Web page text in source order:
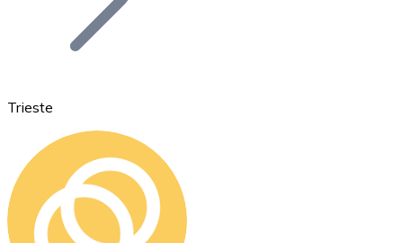
Ethereum
ETH
Trieste